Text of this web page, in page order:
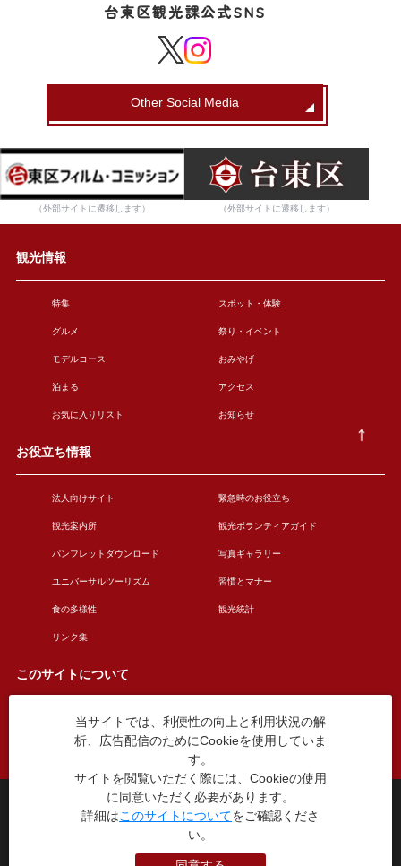
台東区観光課公式SNS
Other Social Media
（外部サイトに遷移します） （外部サイトに遷移します）
観光情報
特集 スポット・体験
グルメ 祭り・イベント
モデルコース おみやげ
泊まる アクセス
お気に入りリスト お知らせ
お役立ち情報
法人向けサイト 緊急時のお役立ち
観光案内所 観光ボランティアガイド
パンフレットダウンロード 写真ギャラリー
ユニバーサルツーリズム 習慣とマナー
食の多様性 観光統計
リンク集
このサイトについて
このサイトについて 広告掲載について
お問い合わせ
台東区役所観光課
〒110-8615 東京都台東区東上野4丁目5番6号
TEL：03-5246-1151
当サイトでは、利便性の向上と利用状況の解
析、広告配信のためにCookieを使用していま
す。
サイトを閲覧いただく際には、Cookieの使用
に同意いただく必要があります。
詳細はこのサイトについてをご確認くださ
い。